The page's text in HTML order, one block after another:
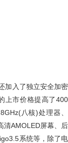
加入了独立安全加密
上市价格提高了400
八核)处理器、
清AMOLED屏幕、后
系统等，除了电